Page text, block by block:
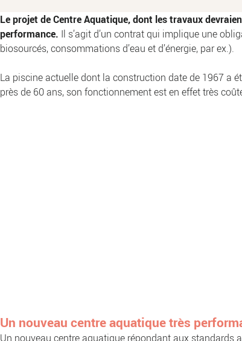
Le projet de Centre Aquatique, dont les travaux
performance. Il s’agit d’un contrat qui implique une
biosourcés, consommations d’eau et d’énergie, par ex.).
La piscine actuelle dont la construction date de 1967 a
près de 60 ans, son fonctionnement est en effet très
Un nouveau centre aquatique très
Un nouveau centre aquatique répondant aux standards